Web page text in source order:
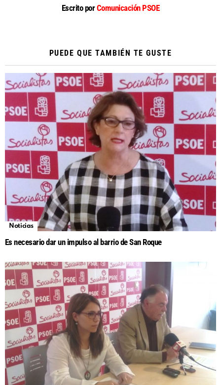
Escrito porComunicación PSOE
PUEDE QUE TAMBIÉN TE GUSTE
Noticias
Es necesario dar un impulso al barrio de San Roque